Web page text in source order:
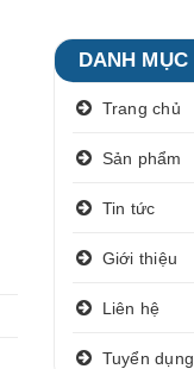
DANH MỤC
Trang chủ
Sản phẩm
Tin tức
Giới thiệu
Liên hệ
Tuyển dụng